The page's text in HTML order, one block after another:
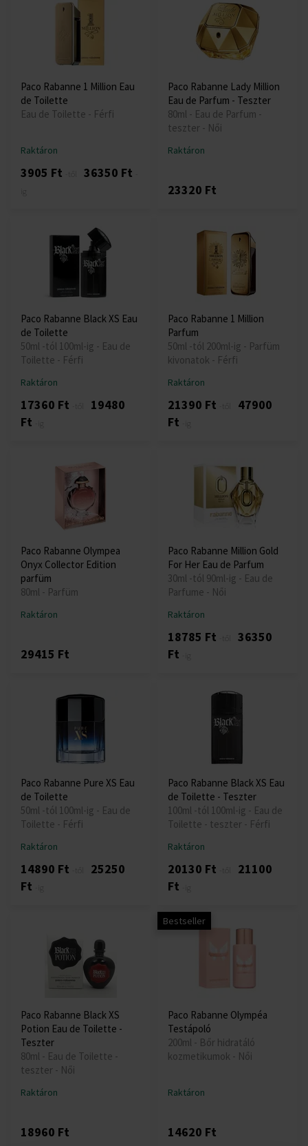
Paco Rabanne 1 Million Eau
de Toilette
Eau de Toilette - Férfi
Raktáron
3905 Ft 36350 Ft
Paco Rabanne Lady Million
Eau de Parfum - Teszter
80ml - Eau de Parfum -
teszter - Női
Raktáron
23320 Ft
Paco Rabanne Black XS Eau
de Toilette
50ml -tól 100ml-ig - Eau de
Toilette - Férfi
Raktáron
17360 Ft
19480
Ft
Paco Rabanne 1 Million
Parfum
50ml -tól 200ml-ig - Parfüm
kivonatok - Férfi
Raktáron
21390 Ft
47900
Ft
Paco Rabanne Olympea
Onyx Collector Edition
parfüm
80ml - Parfüm
Raktáron
29415 Ft
Paco Rabanne Million Gold
For Her Eau de Parfum
30ml -tól 90ml-ig - Eau de
Parfume - Női
Raktáron
18785 Ft
36350
Ft
Paco Rabanne Pure XS Eau
de Toilette
50ml -tól 100ml-ig - Eau de
Toilette - Férfi
Raktáron
14890 Ft
25250
Ft
Paco Rabanne Black XS Eau
de Toilette - Teszter
100ml -tól 100ml-ig - Eau de
Toilette - teszter - Férfi
Raktáron
20130 Ft
21100
Ft
Paco Rabanne Black XS
Potion Eau de Toilette -
Teszter
80ml - Eau de Toilette -
teszter - Női
Raktáron
18960 Ft
Bestseller
Paco Rabanne Olympéa
Testápoló
200ml - Bőr hidratáló
kozmetikumok - Női
Raktáron
14620 Ft